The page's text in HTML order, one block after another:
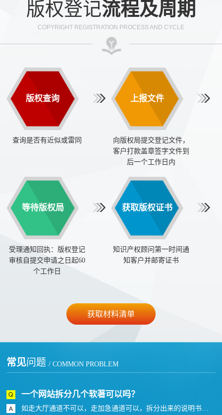
版权登记流程及周期
COPYRIGHT REGISTRATION PROCESS AND CYCLE
版权查询
查询是否有近似或雷同
上报文件
向版权局提交登记文件，
客户打款盖章签字文件到
后一个工作日内
等待版权局
受理通知回执：版权登记
审核自提交申请之日起60
个工作日
获取版权证书
知识产权顾问第一时间通
知客户并邮寄证书
获取材料清单
常见问题 / COMMON PROBLEM
一个网站拆分几个软著可以吗？
如走大厅通道不可以，走加急通道可以，拆分出来的说明书和代码不能提供相同或者近似度高的。